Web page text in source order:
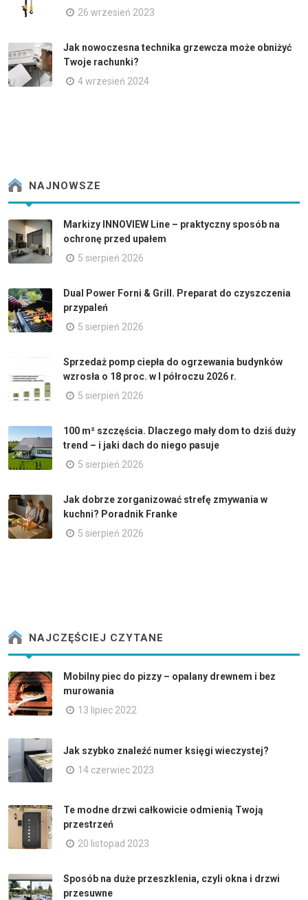
26 wrzesień 2023
Jak nowoczesna technika grzewcza może obniżyć
Twoje rachunki?
4 wrzesień 2024
NAJNOWSZE
Markizy INNOVIEW Line – praktyczny sposób na
ochronę przed upałem
5 sierpień 2026
Dual Power Forni & Grill. Preparat do czyszczenia
przypaleń
5 sierpień 2026
Sprzedaż pomp ciepła do ogrzewania budynków
wzrosła o 18 proc. w I półroczu 2026 r.
5 sierpień 2026
100 m² szczęścia. Dlaczego mały dom to dziś duży
trend – i jaki dach do niego pasuje
5 sierpień 2026
Jak dobrze zorganizować strefę zmywania w
kuchni? Poradnik Franke
5 sierpień 2026
NAJCZĘŚCIEJ CZYTANE
Mobilny piec do pizzy – opalany drewnem i bez
murowania
13 lipiec 2022
Jak szybko znaleźć numer księgi wieczystej?
14 czerwiec 2023
Te modne drzwi całkowicie odmienią Twoją
przestrzeń
20 listopad 2023
Sposób na duże przeszklenia, czyli okna i drzwi
przesuwne